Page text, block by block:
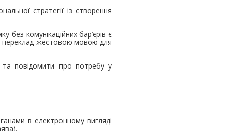
стратегії із створення
комунікаційних бар’єрів є
переклад жестовою мовою для
повідомити про потребу у
в електронному вигляді